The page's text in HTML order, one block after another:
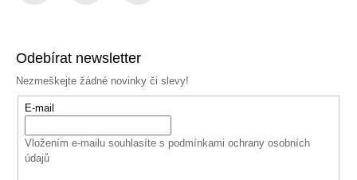
Odebírat newsletter
Nezmeškejte žádné novinky či slevy!
E-mail
Vložením e-mailu souhlasíte s podmínkami ochrany osobních
údajů